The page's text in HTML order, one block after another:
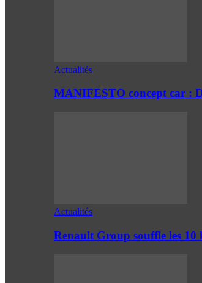
Actualités
MANIFESTO concept car :
Actualités
Renault Group souffle les 10